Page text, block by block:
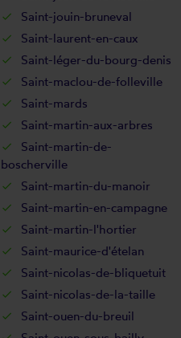
Saint-jouin-bruneval
Saint-laurent-en-caux
Saint-léger-du-bourg-denis
Saint-maclou-de-folleville
Saint-mards
Saint-martin-aux-arbres
Saint-martin-de-
boscherville
Saint-martin-du-manoir
Saint-martin-en-campagne
Saint-martin-l'hortier
Saint-maurice-d'ételan
Saint-nicolas-de-bliquetuit
Saint-nicolas-de-la-taille
Saint-ouen-du-breuil